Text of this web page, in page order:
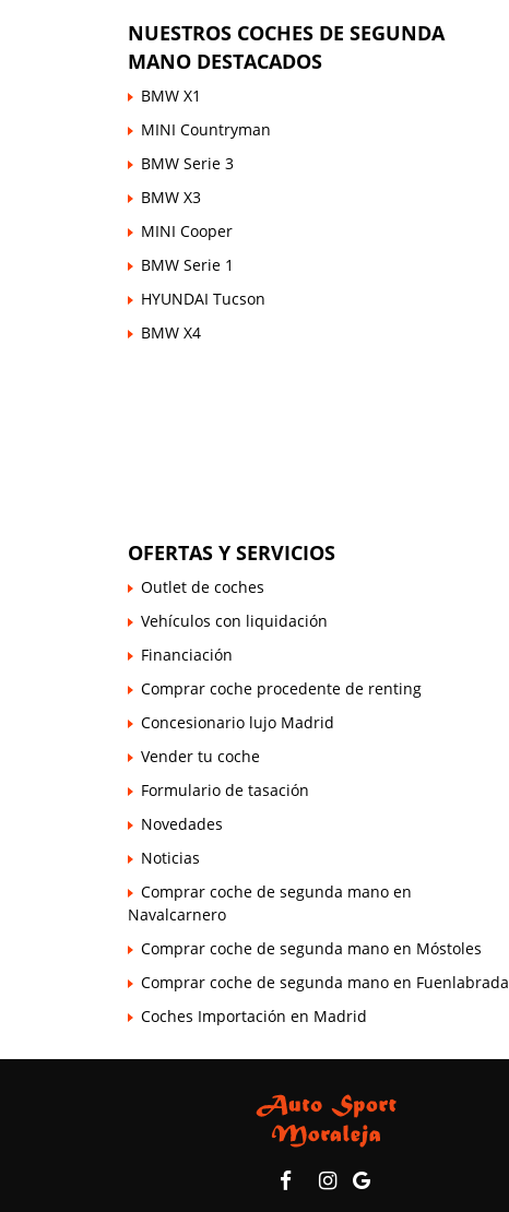
NUESTROS COCHES DE SEGUNDA
MANO DESTACADOS
BMW X1
MINI Countryman
BMW Serie 3
BMW X3
MINI Cooper
BMW Serie 1
HYUNDAI Tucson
BMW X4
OFERTAS Y SERVICIOS
Outlet de coches
Vehículos con liquidación
Financiación
Comprar coche procedente de renting
Concesionario lujo Madrid
Vender tu coche
Formulario de tasación
Novedades
Noticias
Comprar coche de segunda mano en
Navalcarnero
Comprar coche de segunda mano en Móstoles
Comprar coche de segunda mano en Fuenlabrada
Coches Importación en Madrid